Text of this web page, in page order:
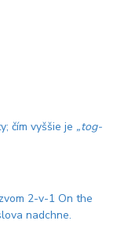
čím vyššie je „tog-
2-v-1 On the
nadchne.